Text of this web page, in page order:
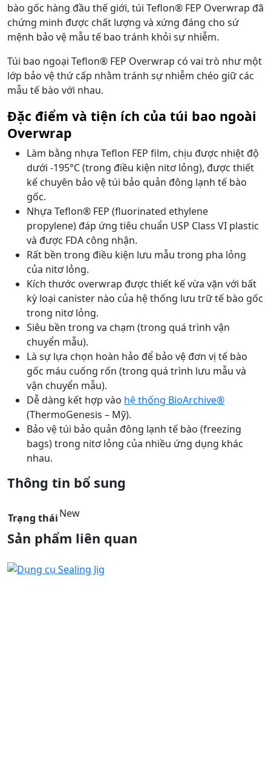
bào gốc hàng đầu thế giới, túi Teflon® FEP Overwrap đã
chứng minh được chất lượng và xứng đáng cho sứ
mệnh bảo vệ mẫu tế bao tránh khỏi sự nhiễm.
Túi bao ngoại Teflon® FEP Overwrap có vai trò như một
lớp bảo vệ thứ cấp nhằm tránh sự nhiễm chéo giữ các
mẫu tế bào với nhau.
Đặc điểm và tiện ích của túi bao ngoài
Overwrap
Làm bằng nhựa Teflon FEP film, chịu được nhiệt độ
dưới -195°C (trong điều kiện nitơ lỏng), được thiết
kế chuyên bảo vệ túi bảo quản đông lạnh tế bào
gốc.
Nhựa Teflon® FEP (fluorinated ethylene
propylene) đáp ứng tiêu chuẩn USP Class VI plastic
và được FDA công nhận.
Rất bền trong điều kiện lưu mẫu trong pha lỏng
của nitơ lỏng.
Kích thước overwrap được thiết kế vừa vặn với bất
kỳ loại canister nào của hệ thống lưu trữ tế bào gốc
trong nitơ lỏng.
Siêu bền trong va chạm (trong quá trình vận
chuyển mẫu).
Là sự lựa chọn hoàn hảo để bảo vệ đơn vị tế bào
gốc máu cuống rốn (trong quá trình lưu mẫu và
vận chuyển mẫu).
Dễ dàng kết hợp vào hệ thống BioArchive®
(ThermoGenesis – Mỹ).
Bảo vệ túi bảo quản đông lạnh tế bào (freezing
bags) trong nitơ lỏng của nhiều ứng dụng khác
nhau.
Thông tin bổ sung
Trạng tháiNew
Sản phẩm liên quan